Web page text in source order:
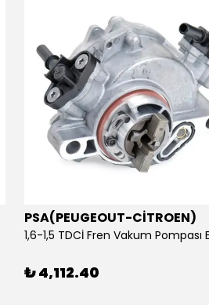
PSA(PEUGEOUT-CİTROEN)
₺ 4,112.40